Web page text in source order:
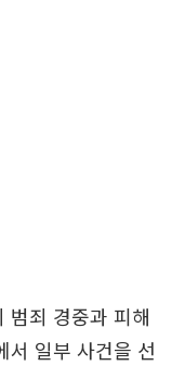
범죄 경중과 피해
서 일부 사건을 선